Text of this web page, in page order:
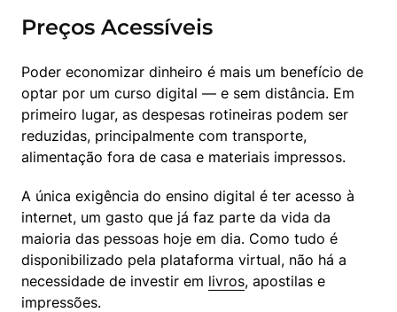
Preços Acessíveis
Poder economizar dinheiro é mais um benefício de
optar por um curso digital — e sem distância. Em
primeiro lugar, as despesas rotineiras podem ser
reduzidas, principalmente com transporte,
alimentação fora de casa e materiais impressos.
A única exigência do ensino digital é ter acesso à
internet, um gasto que já faz parte da vida da
maioria das pessoas hoje em dia. Como tudo é
disponibilizado pela plataforma virtual, não há a
necessidade de investir em livros, apostilas e
impressões.